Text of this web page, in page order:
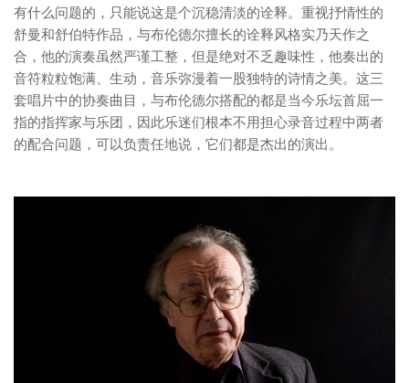
有什么问题的，只能说这是个沉稳清淡的诠释。重视抒情性的
舒曼和舒伯特作品，与布伦德尔擅长的诠释风格实乃天作之
合，他的演奏虽然严谨工整，但是绝对不乏趣味性，他奏出的
音符粒粒饱满、生动，音乐弥漫着一股独特的诗情之美。这三
套唱片中的协奏曲目，与布伦德尔搭配的都是当今乐坛首屈一
指的指挥家与乐团，因此乐迷们根本不用担心录音过程中两者
的配合问题，可以负责任地说，它们都是杰出的演出。